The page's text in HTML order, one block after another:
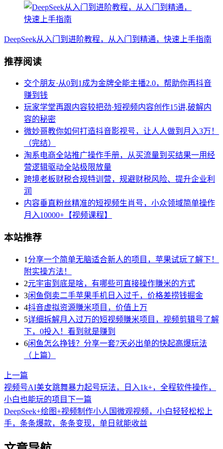
DeepSeek从入门到进阶教程，从入门到精通，快速上手指南
推荐阅读
交个朋友·从0到1成为金牌全能主播2.0，帮助你再抖音
赚到钱
玩家学堂再跟内容较把劲·短视频内容创作15讲,破解内
容的秘密
微妙哥教你如何打造抖音影视号，让人人做到月入3万！
（完结）
淘系电商全站推广操作手册，从买流量到买结果一用经
营逻辑驱动全站极限放量
跨境老板财税合规特训营，规避财税风险、提升企业利
润
内容垂直粉丝精准的短视频生肖号，小众领域简单操作
月入10000+【视频课程】
本站推荐
1 分享一个简单无脑适合新人的项目，苹果试玩了解下！
附实操方法！
2元宇宙到底是啥，有哪些可直接操作賺米的方式
3闲鱼倒卖二手苹果手机日入过千，价格差捞钱掘金
4抖音虚拟资源賺米项目，价值上万
5详细拆解月入过万的短视频賺米项目，视频剪辑号了解
下，0投入！看到就是赚到
6闲鱼怎么挣钱？分享一套7天必出单的快起高爆玩法
（上篇）
上一篇
视频号AI美女跳舞暴力起号玩法，日入1k+，全程软件操作，
小白也能玩的项目下一篇
DeepSeek+绘图+视频制作小人国微观视频，小白轻轻松松上
手，条条爆款，条条变现，单日就能收益